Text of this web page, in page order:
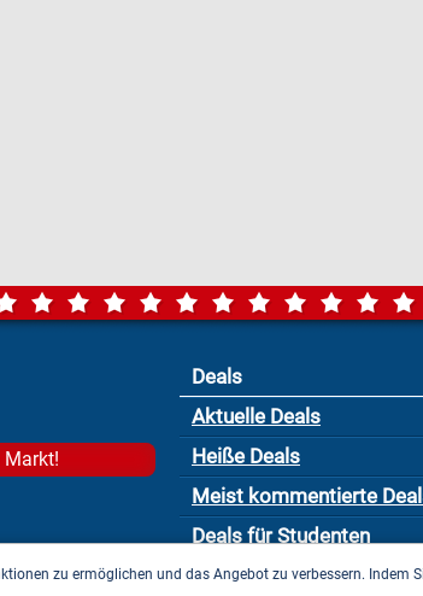
Deals
Aktuelle Deals
Heiße Deals
Meist kommentierte
Deals für Studenten
zu ermöglichen und das Angebot zu verbessern.